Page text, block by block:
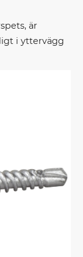
är
i yttervägg